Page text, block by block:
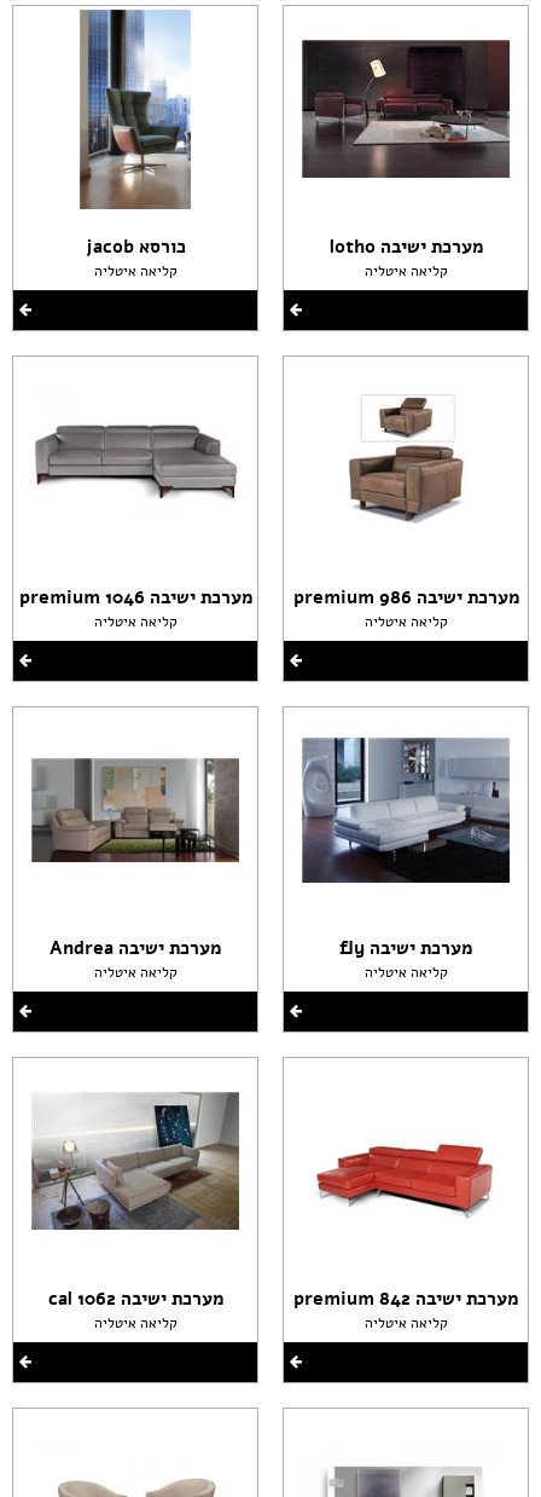
מערכת ישיבה lotho
קליאה איטליה
כורסא jacob
קליאה איטליה
מערכת ישיבה premium 986
קליאה איטליה
מערכת ישיבה fly
קליאה איטליה
מערכת ישיבה premium 842
קליאה איטליה
מערכת ישיבה premium 1046
קליאה איטליה
מערכת ישיבה Andrea
קליאה איטליה
מערכת ישיבה cal 1062
קליאה איטליה